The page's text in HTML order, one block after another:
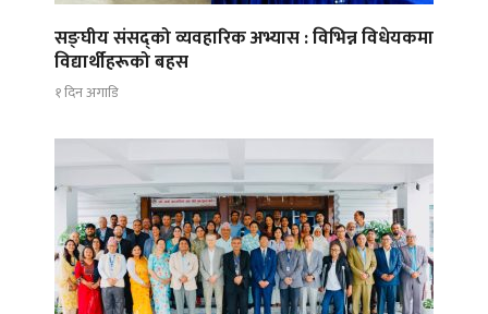
सङ्घीय संसद्को व्यवहारिक अभ्यास : विभिन्न विधेयकमा
विद्यार्थीहरूको बहस
१ दिन अगाडि